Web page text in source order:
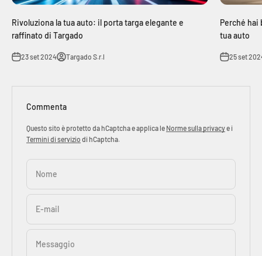
Rivoluziona la tua auto: il porta targa elegante e
raffinato di Targado
23 set 2024 Targado S.r.l
Perché hai
tua auto
25 set
Commenta
Questo sito è protetto da hCaptcha e applica le Norme sulla privacye i
Termini di servizio di hCaptcha.
Nome
E-mail
Messaggio